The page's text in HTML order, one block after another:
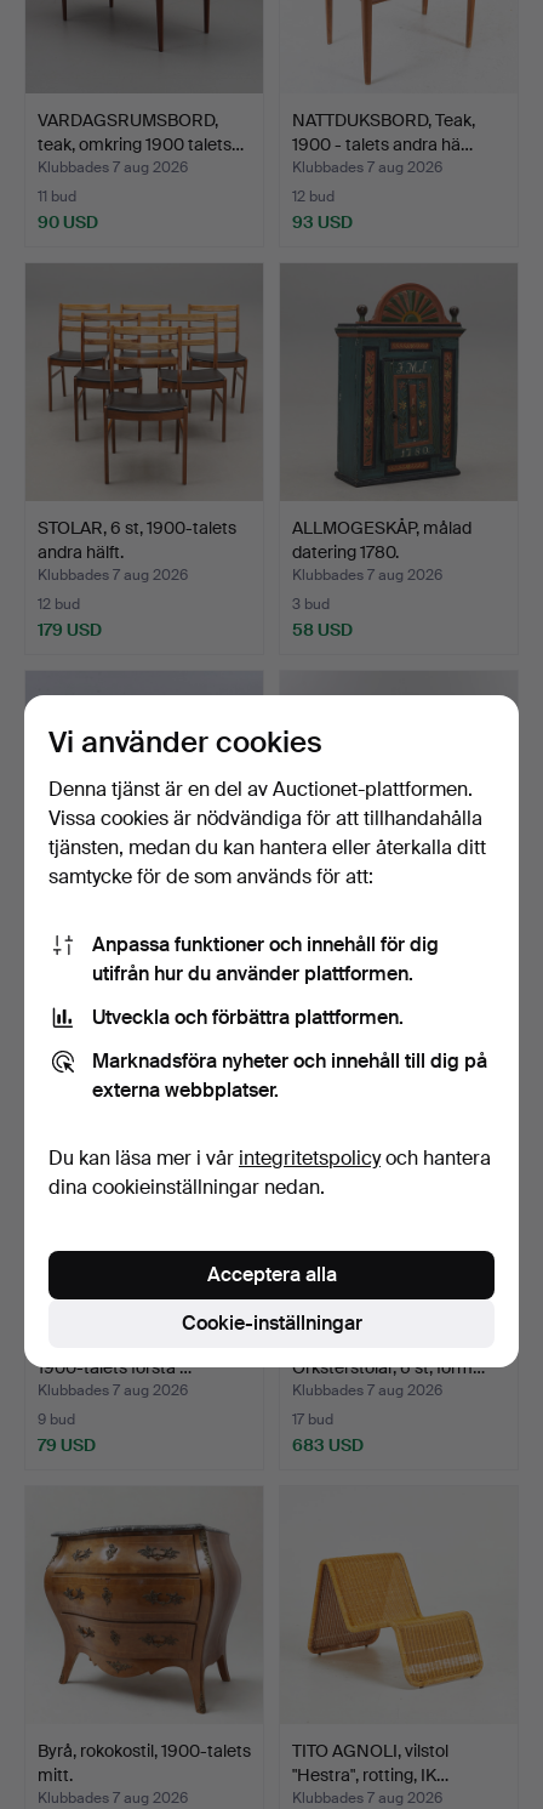
VARDAGSRUMSBORD,
teak, omkring 1900 talets…
Klubbades 7 aug 2026
11 bud
90 USD
NATTDUKSBORD, Teak,
1900 - talets andra hä…
Klubbades 7 aug 2026
12 bud
93 USD
STOLAR, 6 st, 1900-talets
andra hälft.
Klubbades 7 aug 2026
12 bud
179 USD
ALLMOGESKÅP, målad
datering 1780.
Klubbades 7 aug 2026
3 bud
58 USD
SOFFBORD, palisander,
1900-talets mitt.
Klubbades 7 aug 2026
4 bud
KARMSTOLAR, ett par,
Svenska modellen, gus…
Klubbades 7 aug 2026
14 bud
1900-talets första …
Klubbades 7 aug 2026
9 bud
79 USD
Orksterstolar, 6 st, form…
Klubbades 7 aug 2026
17 bud
683 USD
Byrå, rokokostil, 1900-talets
mitt.
Klubbades 7 aug 2026
TITO AGNOLI, vilstol
"Hestra", rotting, IK…
Klubbades 7 aug 2026
Vi använder cookies
Denna tjänst är en del av Auctionet-plattformen.
Vissa cookies är nödvändiga för att tillhandahålla
tjänsten, medan du kan hantera eller återkalla ditt
samtycke för de som används för att:
Anpassa funktioner och innehåll för dig
utifrån hur du använder plattformen.
Utveckla och förbättra plattformen.
Marknadsföra nyheter och innehåll till dig på
externa webbplatser.
Du kan läsa mer i vår integritetspolicyoch hantera
dina cookieinställningar nedan.
Cookie-inställningar
Acceptera alla